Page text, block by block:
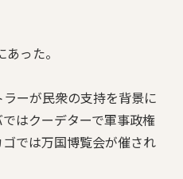
った。
ーが民衆の支持を背景に
はクーデターで軍事政権
では万国博覧会が催され